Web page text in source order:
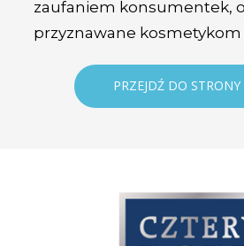
zaufaniem konsumentek,
przyznawane kosmetykom
PRZEJDŹ DO